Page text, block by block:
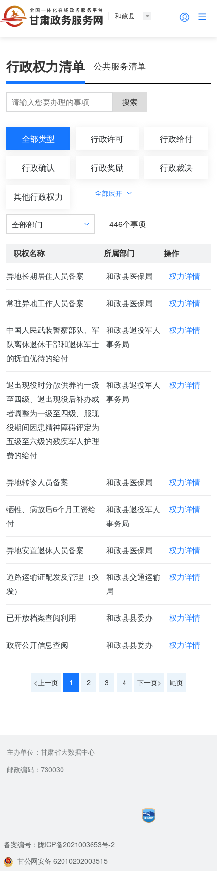
和政县
行政权力清单 公共服务清单
搜索
全部类型 行政许可 行政给付
行政确认 行政奖励 行政裁决
其他行政权力 全部展开
全部部门 446个事项
职权名称 所属部门 操作
异地长期居住人员备案 和政县医保局 权力详情
常驻异地工作人员备案 和政县医保局 权力详情
中国人民武装警察部队、军
队离休退休干部和退休军士
的抚恤优待的给付
和政县退役军人
事务局
权力详情
退出现役时分散供养的一级
至四级、退出现役后补办或
者调整为一级至四级、服现
役期间因患精神障碍评定为
五级至六级的残疾军人护理
费的给付
和政县退役军人
事务局
权力详情
异地转诊人员备案 和政县医保局 权力详情
牺牲、病故后6个月工资给
付
和政县退役军人
事务局
权力详情
异地安置退休人员备案 和政县医保局 权力详情
道路运输证配发及管理（换
发）
和政县交通运输
局
权力详情
已开放档案查阅利用 和政县县委办 权力详情
政府公开信息查阅 和政县县委办 权力详情
<上一页 1 2 3 4 下一页> 尾页
主办单位：甘肃省大数据中心
邮政编码：730030
备案编号：陇ICP备2021003653号-2
甘公网安备 62010202003515